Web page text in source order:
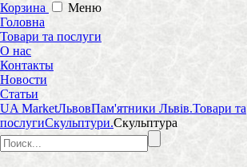
Корзина
Меню
Головна
Товари та послуги
О нас
Контакты
Новости
Статьи
UA MarketЛьвовПам'ятники Львів.Товари та
послугиСкульптури.Скульптура